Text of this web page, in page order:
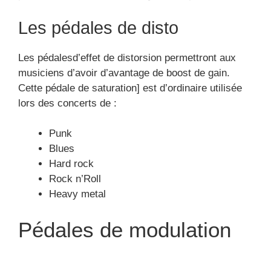
Les pédales de disto
musiciens d’avoir d’avantage de boost de gain.
Cette pédale de saturation] est d’ordinaire utilisée
lors des concerts de :
Blues
Hard rock
Rock n’Roll
Heavy metal
Pédales de modulation